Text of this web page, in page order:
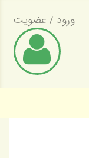
ورود /عضویت